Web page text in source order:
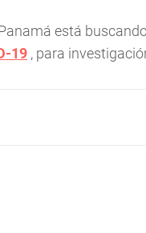
está
19 , para